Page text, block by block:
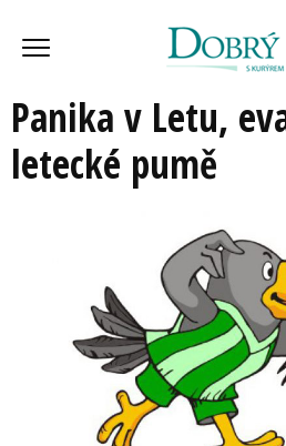
Panika v Letu,
letecké pumě